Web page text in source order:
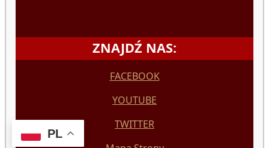
ZNAJDŹ NAS:
FACEBOOK
YOUTUBE
TWITTER
PL